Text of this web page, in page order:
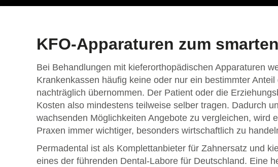
KFO-Apparaturen zum
Bei Behandlungen mit kieferorthopädischen Apparaturen
Krankenkassen häufig keine oder nur ein bestimmter
nachträglich übernommen. Der Patient oder die
Kosten also mindestens teilweise selber tragen. Dadurch
wachsenden Möglichkeiten Angebote zu vergleichen, wird
Praxen immer wichtiger, besonders wirtschaftlich zu
Permadental ist als Komplettanbieter für Zahnersatz und
eines der führenden Dental-Labore für Deutschland. Eine